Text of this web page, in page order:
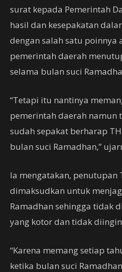
surat kepada Pemerintah
hasil dan kesepakatan
dengan salah satu poinnya
pemerintah daerah
selama bulan suci
“Tetapi itu nantinya
pemerintah daerah namun
sudah sepakat berharap
bulan suci Ramadhan,”
Ia mengatakan, penutupan
dimaksudkan untuk
Ramadhan sehingga tidak
yang kotor dan tidak
“Karena memang setiap
ketika bulan suci